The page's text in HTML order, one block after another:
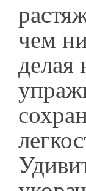
чем
делая